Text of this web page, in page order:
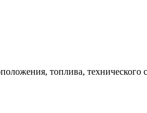
топлива, технического